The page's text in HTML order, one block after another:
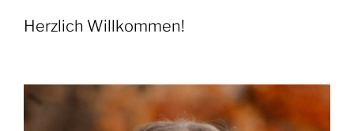
Herzlich Willkommen!